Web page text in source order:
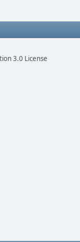
3.0 License